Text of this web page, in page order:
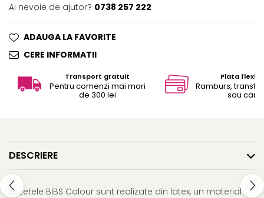
Ai nevoie de ajutor? 0738 257 222
ADAUGA LA FAVORITE
CERE INFORMATII
Transport gratuit
Pentru comenzi mai mari
de 300 lei
Plata
Ramburs,
sau card
DESCRIERE
Suzetele BIBS Colour sunt realizate din latex, un material